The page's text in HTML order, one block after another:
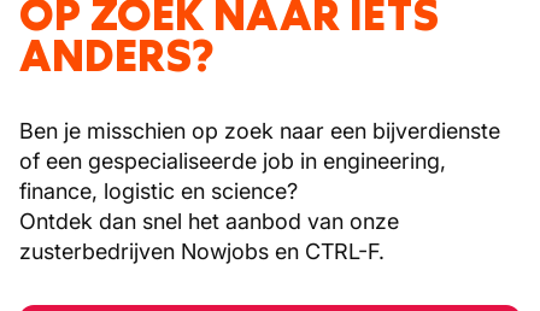
OP ZOEK NAAR IETS
ANDERS?
Ben je misschien op zoek naar een bijverdienste
of een gespecialiseerde job in engineering,
finance, logistic en science?
Ontdek dan snel het aanbod van onze
zusterbedrijven Nowjobs en CTRL-F.